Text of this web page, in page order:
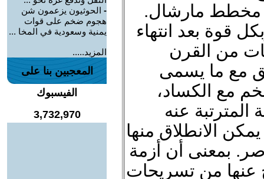
مخطط مارشال.
قوة بعد انتهاء
من القرن
مع ما يسمى
مع الكساد،
المترتبة عنه
الانطلاق منها
بمعنى أن أزمة
عنها من تسريحات
- الحوثيون يزعمون شن
هجوم ضخم على قوات
يمنية وسعودية في المخا ...
المزيد.....
المعجبين بنا على
الفيسبوك
3,732,970